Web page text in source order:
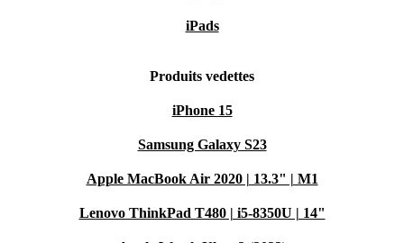
iPads
Produits vedettes
iPhone 15
Samsung Galaxy S23
Apple MacBook Air 2020 | 13.3" | M1
Lenovo ThinkPad T480 | i5-8350U | 14"